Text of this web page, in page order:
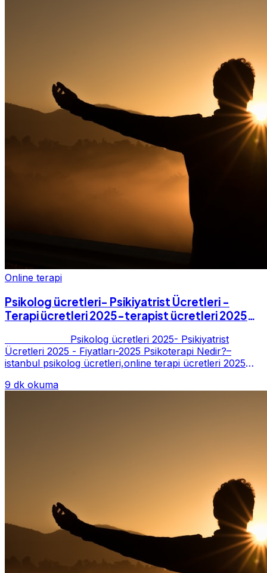
Online terapi
Psikolog ücretleri- Psikiyatrist Ücretleri -
Terapi ücretleri 2025-terapist ücretleri 2025-
Psikolog ücretleri 2025- Psikiyatrist
Ücretleri 2025 - Fiyatları-2025 Psikoterapi Nedir?–
istanbul psikolog ücretleri,online terapi ücretleri 2025
9 dk okuma